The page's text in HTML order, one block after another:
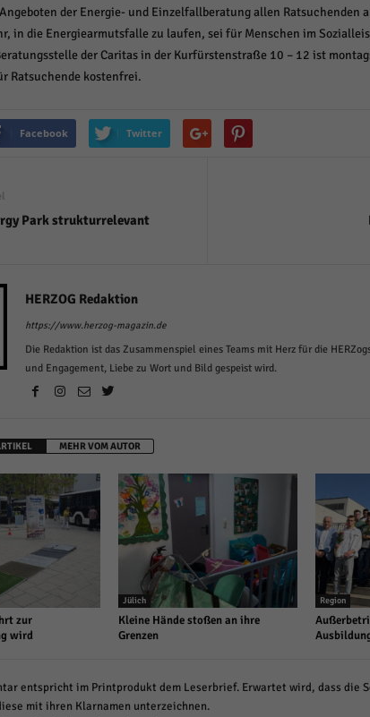
der Energie- und Einzelfallberatung allen Ratsuchenden
in die Energiearmutsfalle zu laufen, sei für Menschen im
der Caritas in der Kurfürstenstraße 10 – 12 ist
Ratsuchende kostenfrei.
Facebook Twitter
Park strukturrelevant
HERZOG Redaktion
https://www.herzog-magazin.de
Die Redaktion ist das Zusammenspiel eines Teams mit Herz für die
und Engagement, Liebe zu Wort und Bild gespeist wird.
MEHR VOM AUTOR
zur
wird
Jülich
Kleine Hände stoßen an ihre
Grenzen
Region
entspricht im Printprodukt dem Leserbrief. Erwartet wird, dass die
mit ihren Klarnamen unterzeichnen.